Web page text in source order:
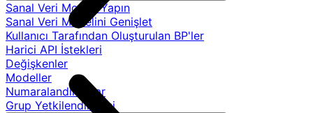
Sanal Veri Modeli Yapın
Sanal Veri Modelini Genişlet
Kullanıcı Tarafından Oluşturulan BP'ler
Harici API İstekleri
Değişkenler
Modeller
Numaralandırmalar
Grup Yetkilendirmesi